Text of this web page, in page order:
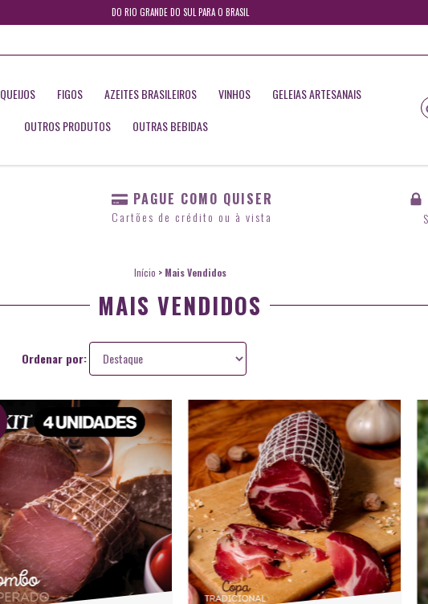
DO RIO GRANDE DO SUL PARA O BRASIL
QUEIJOS FIGOS AZEITES BRASILEIROS VINHOS
GELEIAS ARTESANAIS
OUTROS PRODUTOS
OUTRAS BEBIDAS
PAGUE COMO QUISER
Cartões de crédito ou à vista
Início > Mais Vendidos
MAIS VENDIDOS
Ordenar por: